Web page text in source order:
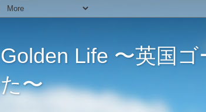
Golden Life 〜英国
た〜